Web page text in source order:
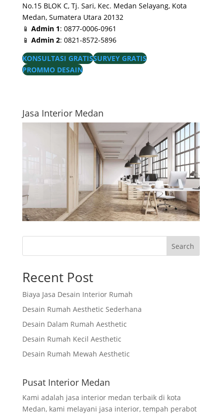
No.15 BLOK C, Tj. Sari, Kec. Medan Selayang, Kota
Medan, Sumatera Utara 20132
📱 Admin 1: 0877-0006-0961
📱 Admin 2: 0821-8572-5896
KONSULTASI GRATISSURVEY GRATIS
PROMMO DESAIN
Jasa Interior Medan
Search
Recent Post
Biaya Jasa Desain Interior Rumah
Desain Rumah Aesthetic Sederhana
Desain Dalam Rumah Aesthetic
Desain Rumah Kecil Aesthetic
Desain Rumah Mewah Aesthetic
Pusat Interior Medan
Kami adalah jasa interior medan terbaik di kota
Medan, kami melayani jasa interior, tempah perabot